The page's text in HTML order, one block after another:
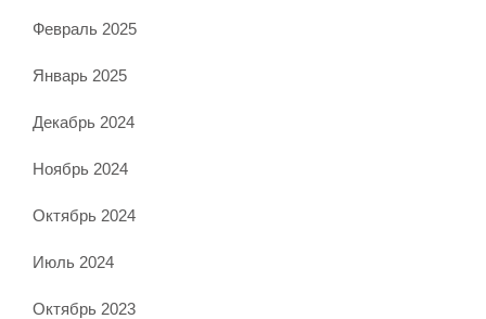
Февраль 2025
Январь 2025
Декабрь 2024
Ноябрь 2024
Октябрь 2024
Июль 2024
Октябрь 2023